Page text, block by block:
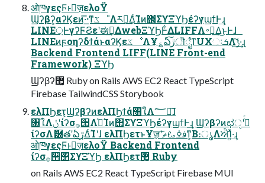
ओཁγεςϜͱٕज़ελοΫ
Ϣʔβʔ͕αʔϏεͷ͞·͟·ͳػೳΛར༻͢ΔͨΊͷ΢ΣϒΞϓϦέʔγϣϯͰ͢ɻ
LINE্ͰγʔϜϨεʹಈ࡞͢ΔwebΞϓϦͰ͋ΔLIFFΛ࠾༻͢Δ͜ͱͰɺ
LINEͷϝοηʔδϯάͱαʔϏεػೳΛҰ؏ͯ͠ఏڙ͠ॊೈͳUXઃܭΛ࣮ݱ͍ͯ͠·͢ɻ
Backend Frontend LIFF(LINE Front-end
Framework) ΞϓϦ
Ϣʔβʔ޲͚ Ruby on Rails AWS EC2 React TypeScript
Firebase TailwindCSS Storybook
ελΠϦετ͕ϢʔβʔͷελΠϦϯά৘ใΛ؅ཧ͠ɺ
৘ใΛݩʹίʔσ࡞੒Λߦ͏ͨΊͷ΢ΣϒΞϓϦέʔγϣϯͰ͢ɻ Ϣʔβʔͷಛੑʹ߹ͬͨ
ίʔσΛޮ཰తʹఏڙ͢ΔͨΊʹɺ ελΠϦετͱҰॹʹࢼߦࡨޡ͠ͳ͕Β։ൃΛਐΊ͍ͯ·͢ɻ
ओཁγεςϜͱٕज़ελοΫ Backend Frontend
ίʔσ࡞੒΢ΣϒΞϓϦ ελΠϦετ޲͚ Ruby
on Rails AWS EC2 React TypeScript Firebase MUI